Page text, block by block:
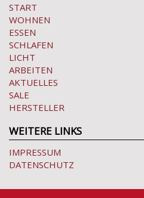
START
WOHNEN
ESSEN
SCHLAFEN
LICHT
ARBEITEN
AKTUELLES
SALE
HERSTELLER
WEITERE LINKS
IMPRESSUM
DATENSCHUTZ